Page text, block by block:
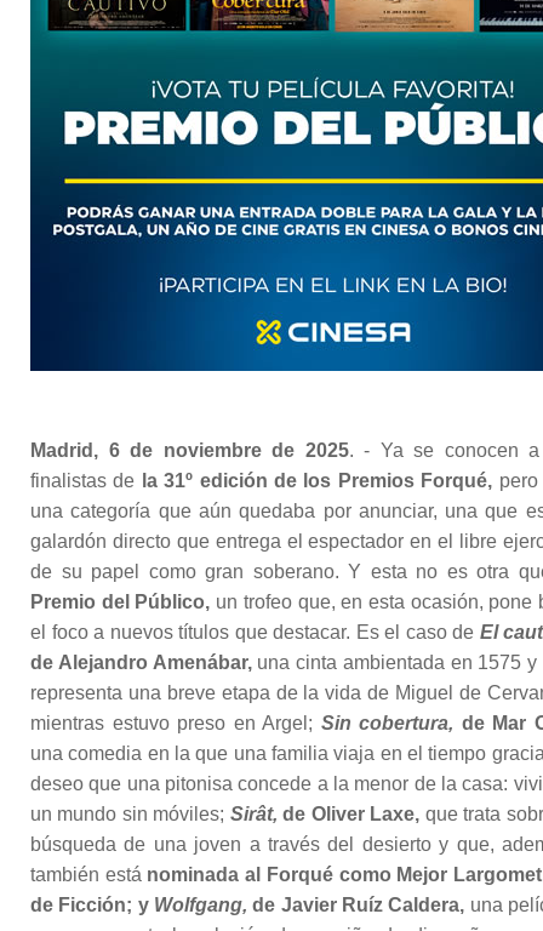
Madrid, 6 de noviembre de 2025. - Ya se conocen
finalistas de la 31º edición de los Premios Forqué,
una categoría que aún quedaba por anunciar, una que
galardón directo que entrega el espectador en el libre
de su papel como gran soberano. Y esta no es otra
Premio del Público, un trofeo que, en esta ocasión, pone
el foco a nuevos títulos que destacar. Es el caso de El
de Alejandro Amenábar,una cinta ambientada en 1575 y
representa una breve etapa de la vida de Miguel de
mientras estuvo preso en Argel; Sin cobertura, de Mar
una comedia en la que una familia viaja en el tiempo
deseo que una pitonisa concede a la menor de la casa:
un mundo sin móviles; Sirât, de Oliver Laxe, que trata
búsqueda de una joven a través del desierto y que,
también está nominada al Forqué como Mejor
de Ficción; y Wolfgang, de Javier Ruíz Caldera, una